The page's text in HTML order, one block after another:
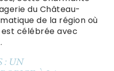
du Château-
de la région où
célébrée avec
: UN